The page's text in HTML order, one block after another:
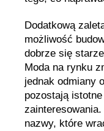
Dodatkową
możliwość
dobrze się
Moda na rynku
jednak odmiany
pozostają
nazwy, które